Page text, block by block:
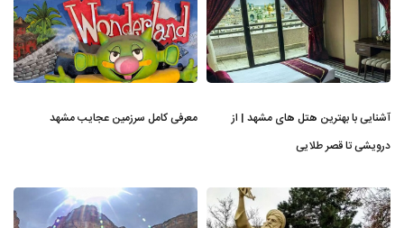
آشنایی با بهترین هتل های مشهد | از
درویشی تا قصر طلایی
معرفی کامل سرزمین عجایب مشهد